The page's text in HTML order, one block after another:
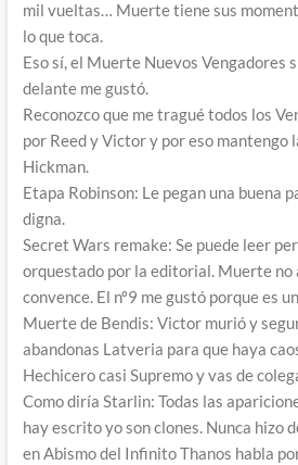
mil vueltas… Muerte tiene sus
lo que toca.
Eso sí, el Muerte Nuevos Vengadores
delante me gustó.
Reconozco que me tragué todos los
por Reed y Victor y por eso mantengo
Hickman.
Etapa Robinson: Le pegan una buena
digna.
Secret Wars remake: Se puede leer
orquestado por la editorial. Muerte no
convence. El nº9 me gustó porque es
Muerte de Bendis: Victor murió y
abandonas Latveria para que haya
Hechicero casi Supremo y vas de
Como diría Starlin: Todas las
hay escrito yo son clones. Nunca hizo
en Abismo del Infinito Thanos habla